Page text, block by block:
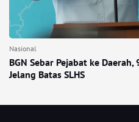
Nasional
BGN Sebar Pejabat ke
Jelang Batas SLHS